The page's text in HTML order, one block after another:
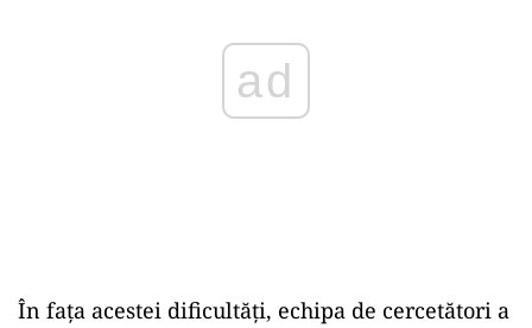
ad
În fața acestei dificultăți, echipa de cercetători a